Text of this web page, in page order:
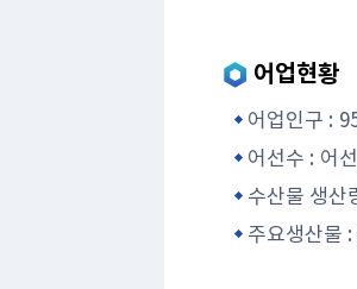
어업현황
어업인구 :
어선수 : 어
수산물 생산
주요생산물 :